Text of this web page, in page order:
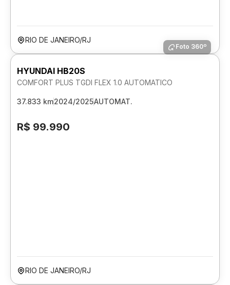
RIO DE JANEIRO/RJ
Foto 360º
HYUNDAI HB20S
COMFORT PLUS TGDI FLEX 1.0 AUTOMATICO
37.833 km2024/2025AUTOMAT.
R$ 99.990
RIO DE JANEIRO/RJ